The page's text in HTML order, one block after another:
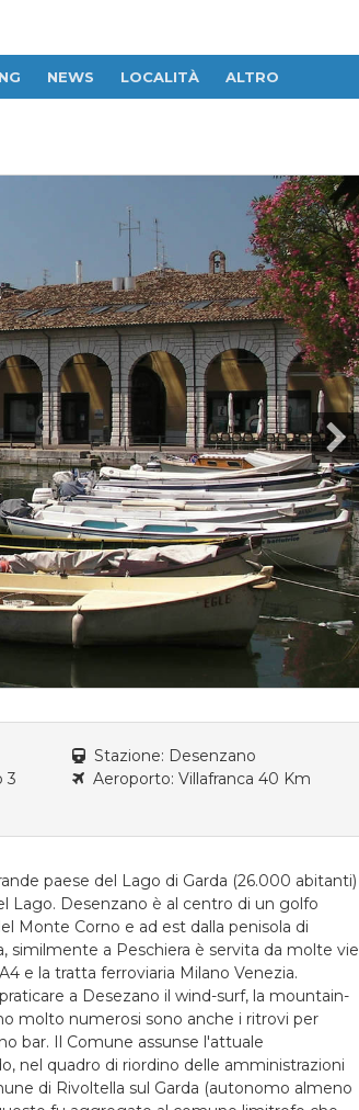
NEWS LOCALITÀ ALTRO
3
Stazione: Desenzano
Aeroporto: Villafranca 40 Km
paese del Lago di Garda (26.000 abitanti)
Lago. Desenzano è al centro di un golfo
Monte Corno e ad est dalla penisola di
similmente a Peschiera è servita da molte vie
e la tratta ferroviaria Milano Venezia.
a Desezano il wind-surf, la mountain-
molto numerosi sono anche i ritrovi per
bar. Il Comune assunse l'attuale
nel quadro di riordino delle amministrazioni
di Rivoltella sul Garda (autonomo almeno